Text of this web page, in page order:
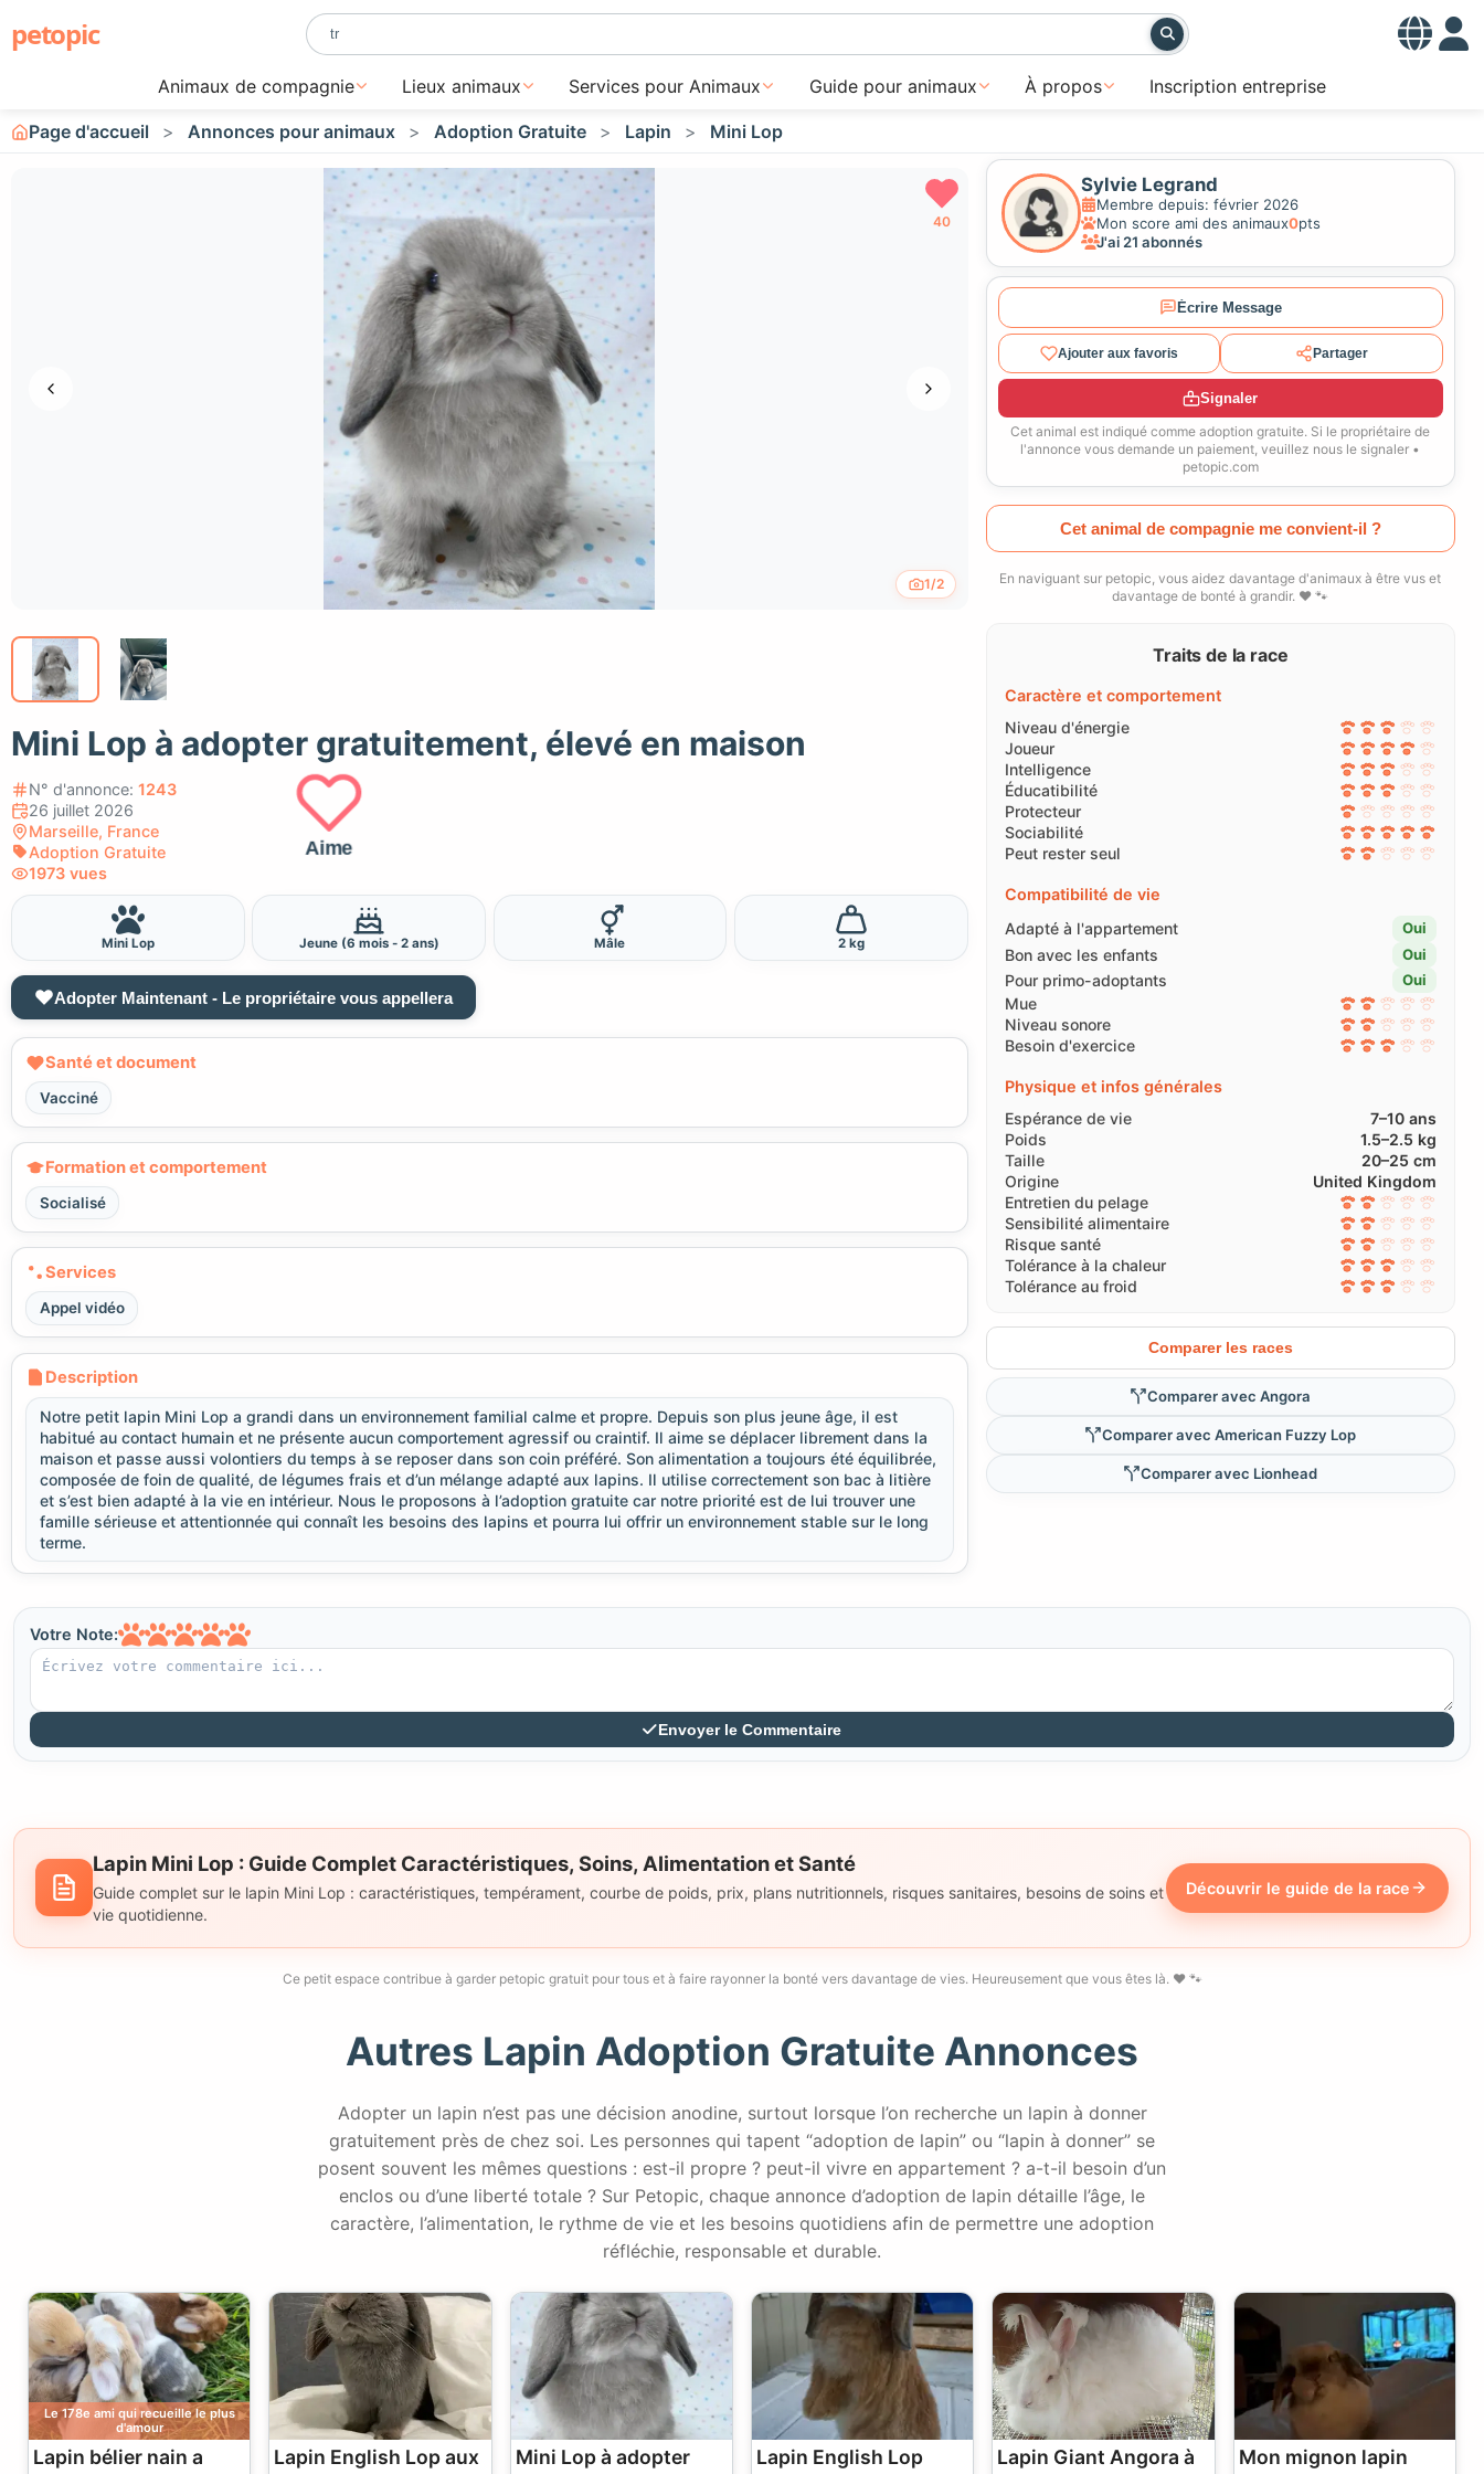
petopic
Animaux de compagnie Lieux animaux Services pour Animaux Guide pour animaux À propos Inscription entreprise
Page d'accueil Annonces pour animaux Adoption Gratuite Lapin Mini Lop
1/2
40
Mini Lop à adopter gratuitement, élevé en maison
N° d'annonce: 1243
26 juillet 2026
Marseille, France
Adoption Gratuite
1973 vues
Aime
Mini Lop Jeune (6 mois - 2 ans) Mâle 2 kg
Adopter Maintenant - Le propriétaire vous appellera
Santé et document
Vacciné
Formation et comportement
Socialisé
Services
Appel vidéo
Description
Notre petit lapin Mini Lop a grandi dans un environnement familial calme et propre. Depuis son plus jeune âge, il est
habitué au contact humain et ne présente aucun comportement agressif ou craintif. Il aime se déplacer librement dans la
maison et passe aussi volontiers du temps à se reposer dans son coin préféré. Son alimentation a toujours été équilibrée,
composée de foin de qualité, de légumes frais et d’un mélange adapté aux lapins. Il utilise correctement son bac à litière
et s’est bien adapté à la vie en intérieur. Nous le proposons à l’adoption gratuite car notre priorité est de lui trouver une
famille sérieuse et attentionnée qui connaît les besoins des lapins et pourra lui offrir un environnement stable sur le long
terme.
Sylvie Legrand
Membre depuis: février 2026
Mon score ami des animaux0pts
J'ai 21 abonnés
Écrire Message
Ajouter aux favoris Partager
Signaler
Cet animal est indiqué comme adoption gratuite. Si le propriétaire de
l'annonce vous demande un paiement, veuillez nous le signaler •
petopic.com
Cet animal de compagnie me convient-il ?
En naviguant sur petopic, vous aidez davantage d'animaux à être vus et
davantage de bonté à grandir. ❤️ 🐾
Traits de la race
Caractère et comportement
Niveau d'énergie
Joueur
Intelligence
Éducatibilité
Protecteur
Sociabilité
Peut rester seul
Compatibilité de vie
Adapté à l'appartement
Oui
Bon avec les enfants Oui
Pour primo-adoptants Oui
Mue
Niveau sonore
Besoin d'exercice
Physique et infos générales
Espérance de vie
7–10 ans
Poids
1.5–2.5 kg
Taille
20–25 cm
Origine
United Kingdom
Entretien du pelage
Sensibilité alimentaire
Risque santé
Tolérance à la chaleur
Tolérance au froid
Comparer les races
Comparer avec Angora
Comparer avec American Fuzzy Lop
Comparer avec Lionhead
Votre Note:
Envoyer le Commentaire
Lapin Mini Lop : Guide Complet Caractéristiques, Soins, Alimentation et Santé
Guide complet sur le lapin Mini Lop : caractéristiques, tempérament, courbe de poids, prix, plans nutritionnels, risques sanitaires, besoins de soins et
vie quotidienne.
Découvrir le guide de la race
Ce petit espace contribue à garder petopic gratuit pour tous et à faire rayonner la bonté vers davantage de vies. Heureusement que vous êtes là. ❤️ 🐾
Autres Lapin Adoption Gratuite Annonces
Adopter un lapin n’est pas une décision anodine, surtout lorsque l’on recherche un lapin à donner
gratuitement près de chez soi. Les personnes qui tapent “adoption de lapin” ou “lapin à donner” se
posent souvent les mêmes questions : est-il propre ? peut-il vivre en appartement ? a-t-il besoin d’un
enclos ou d’une liberté totale ? Sur Petopic, chaque annonce d’adoption de lapin détaille l’âge, le
caractère, l’alimentation, le rythme de vie et les besoins quotidiens afin de permettre une adoption
réfléchie, responsable et durable.
Le 178e ami qui recueille le plus
d'amour
Lapin bélier nain a
Lapin English Lop aux
Mini Lop à adopter
Lapin English Lop
Lapin Giant Angora à
Mon mignon lapin